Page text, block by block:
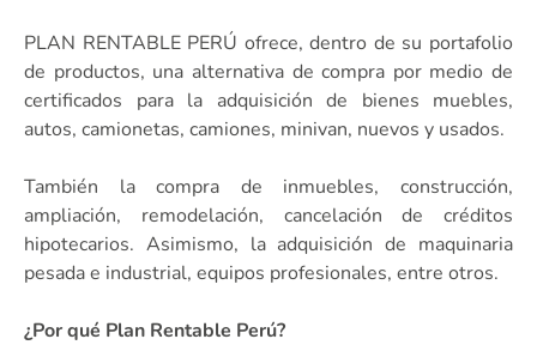
PLAN RENTABLE PERÚ ofrece, dentro de su portafolio
de productos, una alternativa de compra por medio de
certificados para la adquisición de bienes muebles,
autos, camionetas, camiones, minivan, nuevos y usados.
También la compra de inmuebles, construcción,
ampliación, remodelación, cancelación de créditos
hipotecarios. Asimismo, la adquisición de maquinaria
pesada e industrial, equipos profesionales, entre otros.
¿Por qué Plan Rentable Perú?